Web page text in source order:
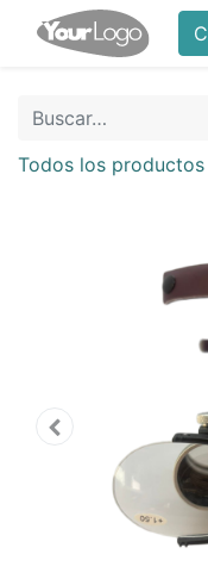
Todos los productos